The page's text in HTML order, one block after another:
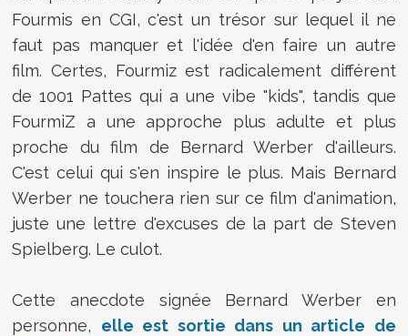
Fourmis en CGI, c'est un trésor sur lequel il ne
faut pas manquer et l'idée d'en faire un autre
film. Certes, Fourmiz est radicalement différent
de 1001 Pattes qui a une vibe "kids", tandis que
FourmiZ a une approche plus adulte et plus
proche du film de Bernard Werber d'ailleurs.
C'est celui qui s'en inspire le plus. Mais Bernard
Werber ne touchera rien sur ce film d'animation,
juste une lettre d'excuses de la part de Steven
Spielberg. Le culot.
Cette anecdote signée Bernard Werber en
personne, elle est sortie dans un article de